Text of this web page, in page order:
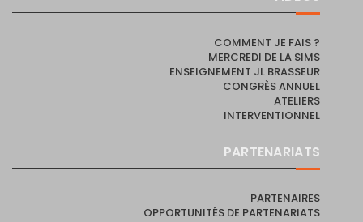
COMMENT JE FAIS ?
MERCREDI DE LA SIMS
ENSEIGNEMENT JL BRASSEUR
CONGRÈS ANNUEL
ATELIERS
INTERVENTIONNEL
PARTENARIATS
PARTENAIRES
OPPORTUNITÉS DE PARTENARIATS